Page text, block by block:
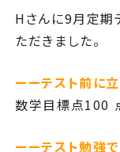
Hさんに9月定期
ただきました。
ーーテスト前に
数学目標点100
ーーテスト勉強